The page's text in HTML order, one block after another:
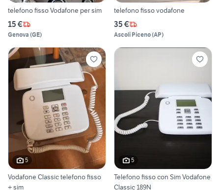
telefono fisso Vodafone per sim
15 €
Genova (GE)
telefono fisso vodafone
35 €
Ascoli Piceno(AP)
5
Vodafone Classic telefono fisso
+ sim
5
Telefono fisso con Sim Vodafone
Classic 189N